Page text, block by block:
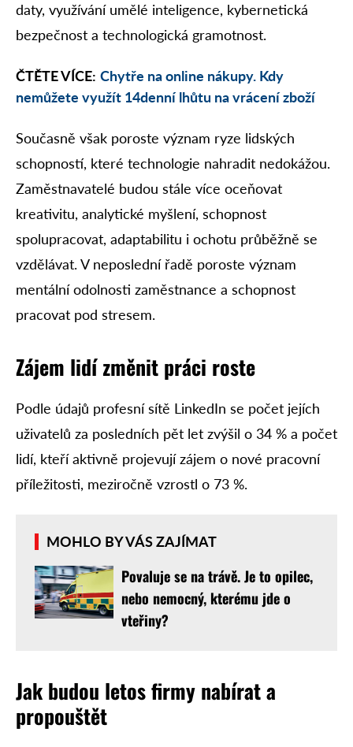
daty, využívání umělé inteligence, kybernetická
bezpečnost a technologická gramotnost.
ČTĚTE VÍCE: Chytře na online nákupy. Kdy
nemůžete využít 14denní lhůtu na vrácení zboží
Současně však poroste význam ryze lidských
schopností, které technologie nahradit nedokážou.
Zaměstnavatelé budou stále více oceňovat
kreativitu, analytické myšlení, schopnost
spolupracovat, adaptabilitu i ochotu průběžně se
vzdělávat. V neposlední řadě poroste význam
mentální odolnosti zaměstnance a schopnost
pracovat pod stresem.
Zájem lidí změnit práci roste
Podle údajů profesní sítě LinkedIn se počet jejích
uživatelů za posledních pět let zvýšil o 34 % a počet
lidí, kteří aktivně projevují zájem o nové pracovní
příležitosti, meziročně vzrostl o 73 %.
MOHLO BY VÁS ZAJÍMAT
Povaluje se na trávě. Je to opilec,
nebo nemocný, kterému jde o
vteřiny?
Jak budou letos firmy nabírat a
propouštět